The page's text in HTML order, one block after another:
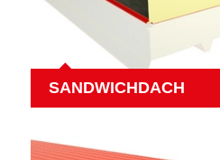
SANDWICHDACH